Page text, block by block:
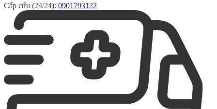
Cấp cứu (24/24): 0901793122